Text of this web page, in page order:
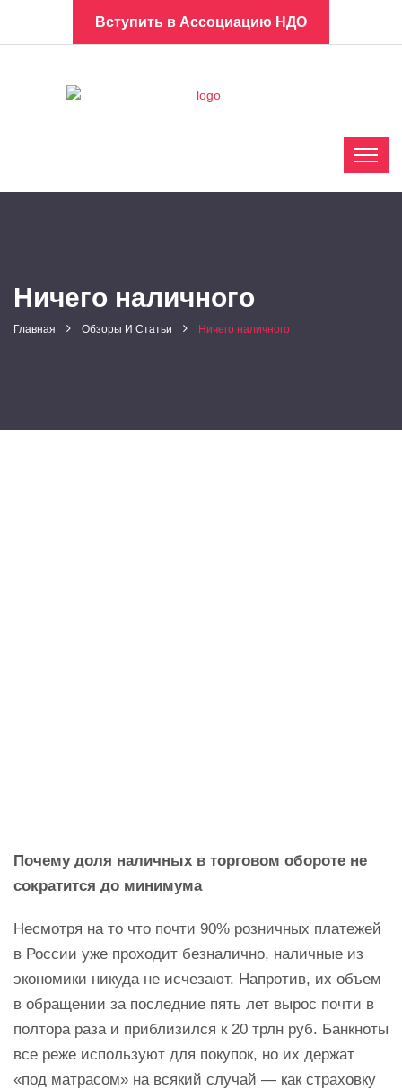
Вступить в Ассоциацию НДО
Ничего наличного
Главная Обзоры И Статьи Ничего наличного
Почему доля наличных в торговом обороте не
сократится до минимума
Несмотря на то что почти 90% розничных платежей
в России уже проходит безналично, наличные из
экономики никуда не исчезают. Напротив, их объем
в обращении за последние пять лет вырос почти в
полтора раза и приблизился к 20 трлн руб. Банкноты
все реже используют для покупок, но их держат
«под матрасом» на всякий случай — как страховку